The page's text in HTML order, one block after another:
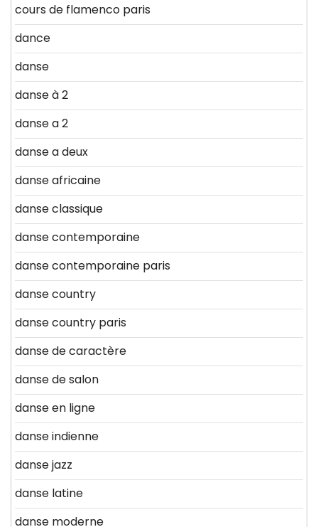
cours de flamenco paris
dance
danse
danse à 2
danse a 2
danse a deux
danse africaine
danse classique
danse contemporaine
danse contemporaine paris
danse country
danse country paris
danse de caractère
danse de salon
danse en ligne
danse indienne
danse jazz
danse latine
danse moderne